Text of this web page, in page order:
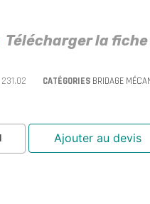
Télécharger la
231.02 CATÉGORIES BRIDAGE
Ajouter au devis